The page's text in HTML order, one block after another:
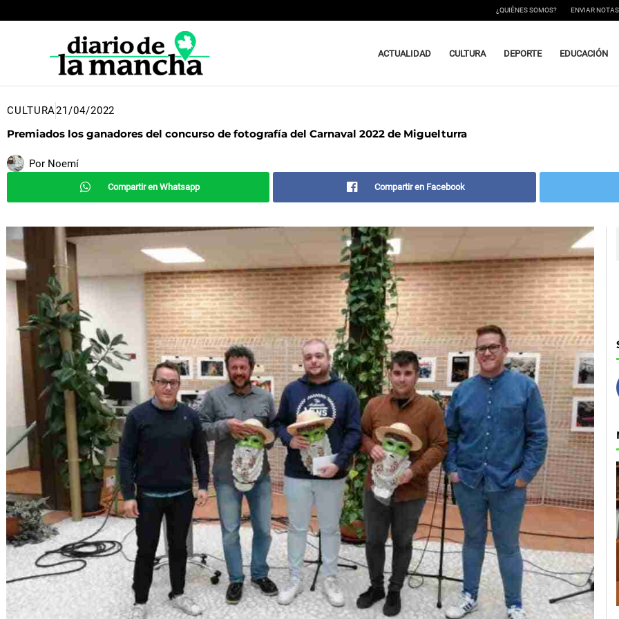
al
¿QUIÉNES SOMOS? ENVIAR
ACTUALIDAD CULTURA DEPORTE EDUCACIÓN
CULTURA21/04/2022
Premiados los ganadores del concurso de fotografía del Carnaval 2022 de Miguelturra
Por Noemí
Compartir en Whatsapp Compartir en Facebook